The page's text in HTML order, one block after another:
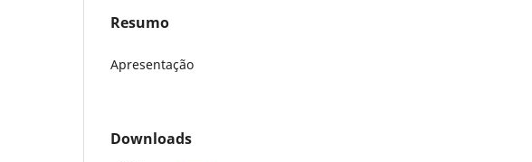
Resumo
Apresentação
Downloads